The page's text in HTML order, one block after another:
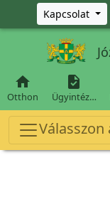
Ugrás a fő tartalomra
Kapcsolat

Otthon

Ügyintéz…